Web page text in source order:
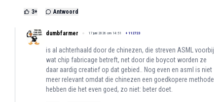
3+ Antwoord
dumbfarmer 17 juni 2026 om 14:51 + 112723
is al achterhaald door de chinezen, die streven ASML voorbij
wat chip fabricage betreft, net door die boycot worden ze
daar aardig creatief op dat gebied.. Nog even en asml is niet
meer relevant omdat die chinezen een goedkopere methode
hebben die het even goed, zo niet: beter doet.